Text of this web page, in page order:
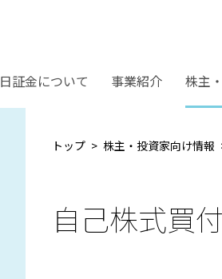
日証金について 事業紹介 株主
トップ 株主・投資家向け情報
自己株式買